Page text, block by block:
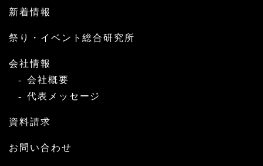
新着情報
祭り・イベント総合研究所
会社情報
会社概要
代表メッセージ
資料請求
お問い合わせ